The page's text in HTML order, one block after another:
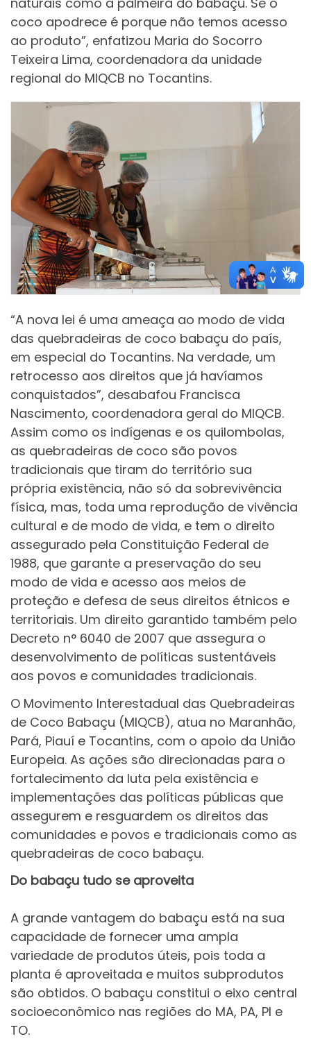
coco apodrece é porque não temos acesso
ao produto”, enfatizou Maria do Socorro
Teixeira Lima, coordenadora da unidade
regional do MIQCB no Tocantins.
“A nova lei é uma ameaça ao modo de vida
das quebradeiras de coco babaçu do país,
em especial do Tocantins. Na verdade, um
retrocesso aos direitos que já havíamos
conquistados”, desabafou Francisca
Nascimento, coordenadora geral do MIQCB.
Assim como os indígenas e os quilombolas,
as quebradeiras de coco são povos
tradicionais que tiram do território sua
própria existência, não só da sobrevivência
física, mas, toda uma reprodução de vivência
cultural e de modo de vida, e tem o direito
assegurado pela Constituição Federal de
1988, que garante a preservação do seu
modo de vida e acesso aos meios de
proteção e defesa de seus direitos étnicos e
territoriais. Um direito garantido também pelo
Decreto n° 6040 de 2007 que assegura o
desenvolvimento de políticas sustentáveis
aos povos e comunidades tradicionais.
O Movimento Interestadual das Quebradeiras
de Coco Babaçu (MIQCB), atua no Maranhão,
Pará, Piauí e Tocantins, com o apoio da União
Europeia. As ações são direcionadas para o
fortalecimento da luta pela existência e
implementações das políticas públicas que
assegurem e resguardem os direitos das
comunidades e povos e tradicionais como as
quebradeiras de coco babaçu.
Do babaçu tudo se aproveita
A grande vantagem do babaçu está na sua
capacidade de fornecer uma ampla
variedade de produtos úteis, pois toda a
planta é aproveitada e muitos subprodutos
são obtidos. O babaçu constitui o eixo central
socioeconômico nas regiões do MA, PA, PI e
TO.